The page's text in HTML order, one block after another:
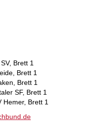
Brett 1
Brett 1
Brett 1
SF, Brett 1
Hemer, Brett 1